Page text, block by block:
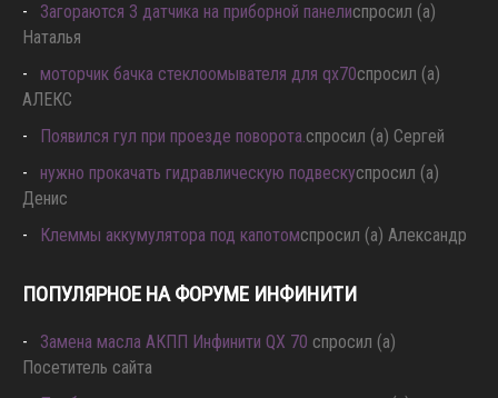
Загораются 3 датчика на приборной панелиспросил (а)
Наталья
моторчик бачка стеклоомывателя для qx70спросил (а)
АЛЕКС
Появился гул при проезде поворота.спросил (а) Сергей
нужно прокачать гидравлическую подвескуспросил (а)
Денис
Клеммы аккумулятора под капотомспросил (а) Александр
ПОПУЛЯРНОЕ НА ФОРУМЕ ИНФИНИТИ
Замена масла АКПП Инфинити QX 70 спросил (а)
Посетитель сайта